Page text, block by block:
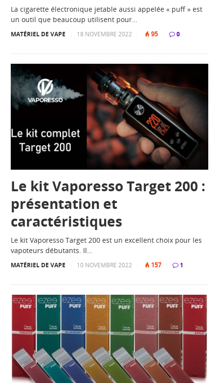
La cigarette électronique jetable aussi appelée « puff » est
un outil que beaucoup utilisent pour…
MATÉRIEL DE VAPE 18 NOVEMBRE 2022 95 0
Le kit Vaporesso Target 200 :
présentation et
caractéristiques
Le kit Vaporesso Target 200 est un excellent choix pour les
vapoteurs débutants. Il…
MATÉRIEL DE VAPE 10 NOVEMBRE 2022 157 1